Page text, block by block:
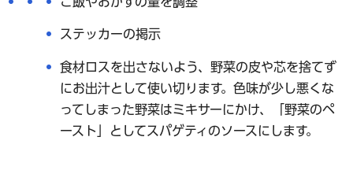
ステッカーの掲示
食材ロスを出さないよう、野菜の皮や芯を捨てず
にお出汁として使い切ります。色味が少し悪くな
ってしまった野菜はミキサーにかけ、「野菜のペ
ースト」としてスパゲティのソースにします。